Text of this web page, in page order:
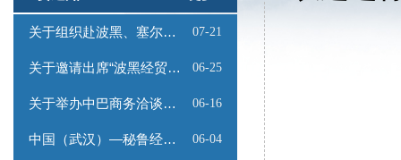
关于组织赴波黑、塞尔维亚商务考察的函 07-21
关于邀请出席“波黑经贸投资推介会”的函 06-25
关于举办中巴商务洽谈会的通知 06-16
中国（武汉）—秘鲁经贸合作推介会邀请函 06-04